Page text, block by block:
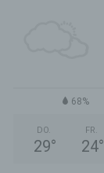
68%
DO.
29°
FR.
24°